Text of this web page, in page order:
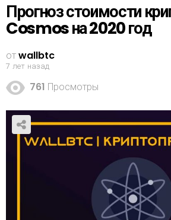
Прогноз стоимости
Cosmos на 2020 год
отwallbtc
7 лет назад
761 Просмотры